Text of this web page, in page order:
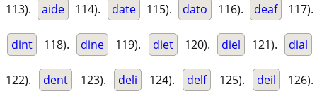
113). aide 114). date 115). dato 116). deaf 117).
dint 118). dine 119). diet 120). diel 121). dial
122). dent 123). deli 124). delf 125). deil 126).